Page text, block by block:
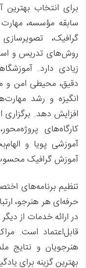
برای انتخاب بهترین
سابقه مؤسسه،
گرافیک،
روش‌های تدریس و
زیادی دارد.
دقیق، محیطی امن و
انگیزه و رشد
افزایش دهد. برگزاری
کارگاه‌های
آموزشی پویا و
آموزش گرافیک
تنظیم برنامه‌های
حرفه‌ای هر هنرجو،
در ارائه خدمات از
قابل‌اعتماد است.
هنرجویان و نتایج
بهترین گزینه برای